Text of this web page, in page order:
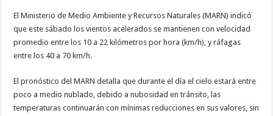
El Ministerio de Medio Ambiente y Recursos Naturales (MARN) indicó
que este sábado los vientos acelerados se mantienen con velocidad
promedio entre los 10 a 22 kilómetros por hora (km/h), y ráfagas
entre los 40 a 70 km/h.
El pronóstico del MARN detalla que durante el día el cielo estará entre
poco a medio nublado, debido a nubosidad en tránsito, las
temperaturas continuarán con mínimas reducciones en sus valores, sin